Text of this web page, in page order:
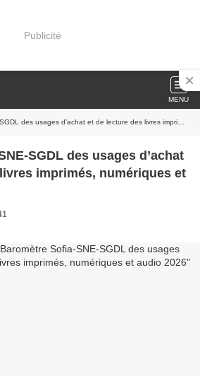
Publicité
MENU
d’achat et de lecture des livres imprimés, numériques et audio 2026
SGDL des usages d’achat
imprimés, numériques et